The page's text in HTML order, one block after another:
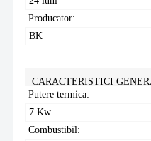
Producator:
BK
CARACTERISTICI
Putere termica:
7 Kw
Combustibil: